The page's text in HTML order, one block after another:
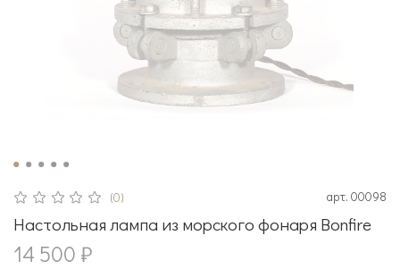
(0) арт. 00098
Настольная лампа из морского фонаря Bonfire
14 500 ₽